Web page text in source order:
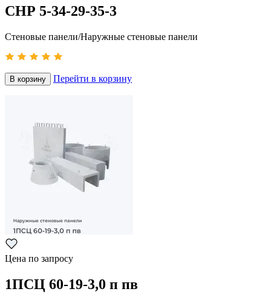
СНР 5-34-29-35-3
Стеновые панели/Наружные стеновые панели
В корзину Перейти в корзину
Цена по запросу
1ПСЦ 60-19-3,0 п пв